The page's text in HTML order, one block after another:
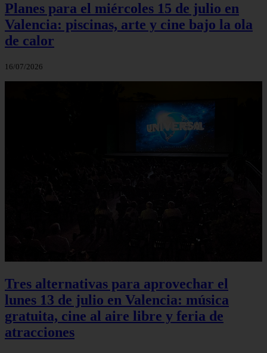
Planes para el miércoles 15 de julio en
Valencia: piscinas, arte y cine bajo la ola
de calor
16/07/2026
Tres alternativas para aprovechar el
lunes 13 de julio en Valencia: música
gratuita, cine al aire libre y feria de
atracciones